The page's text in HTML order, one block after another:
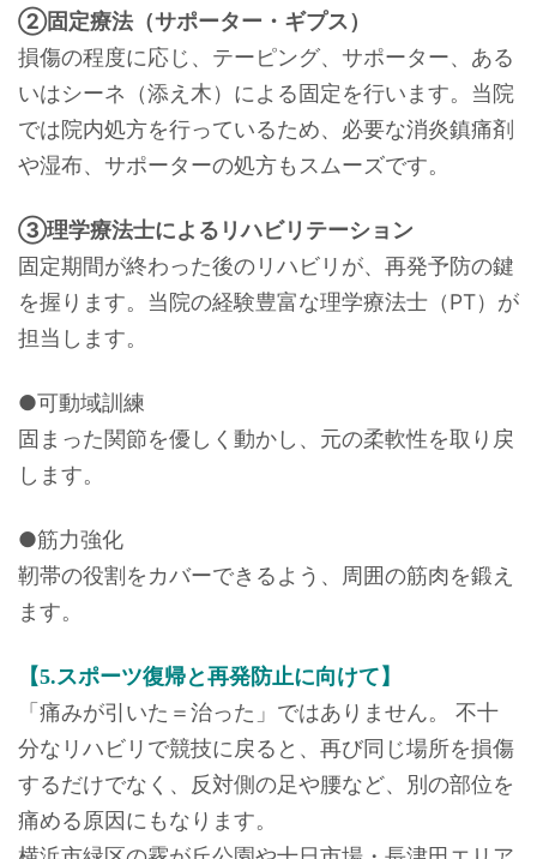
②固定療法（サポーター・ギプス）
損傷の程度に応じ、テーピング、サポーター、ある
いはシーネ（添え木）による固定を行います。当院
では院内処方を行っているため、必要な消炎鎮痛剤
や湿布、サポーターの処方もスムーズです。
③理学療法士によるリハビリテーション
固定期間が終わった後のリハビリが、再発予防の鍵
を握ります。当院の経験豊富な理学療法士（PT）が
担当します。
●可動域訓練
固まった関節を優しく動かし、元の柔軟性を取り戻
します。
●筋力強化
靭帯の役割をカバーできるよう、周囲の筋肉を鍛え
ます。
【5.スポーツ復帰と再発防止に向けて】
「痛みが引いた＝治った」ではありません。 不十
分なリハビリで競技に戻ると、再び同じ場所を損傷
するだけでなく、反対側の足や腰など、別の部位を
痛める原因にもなります。